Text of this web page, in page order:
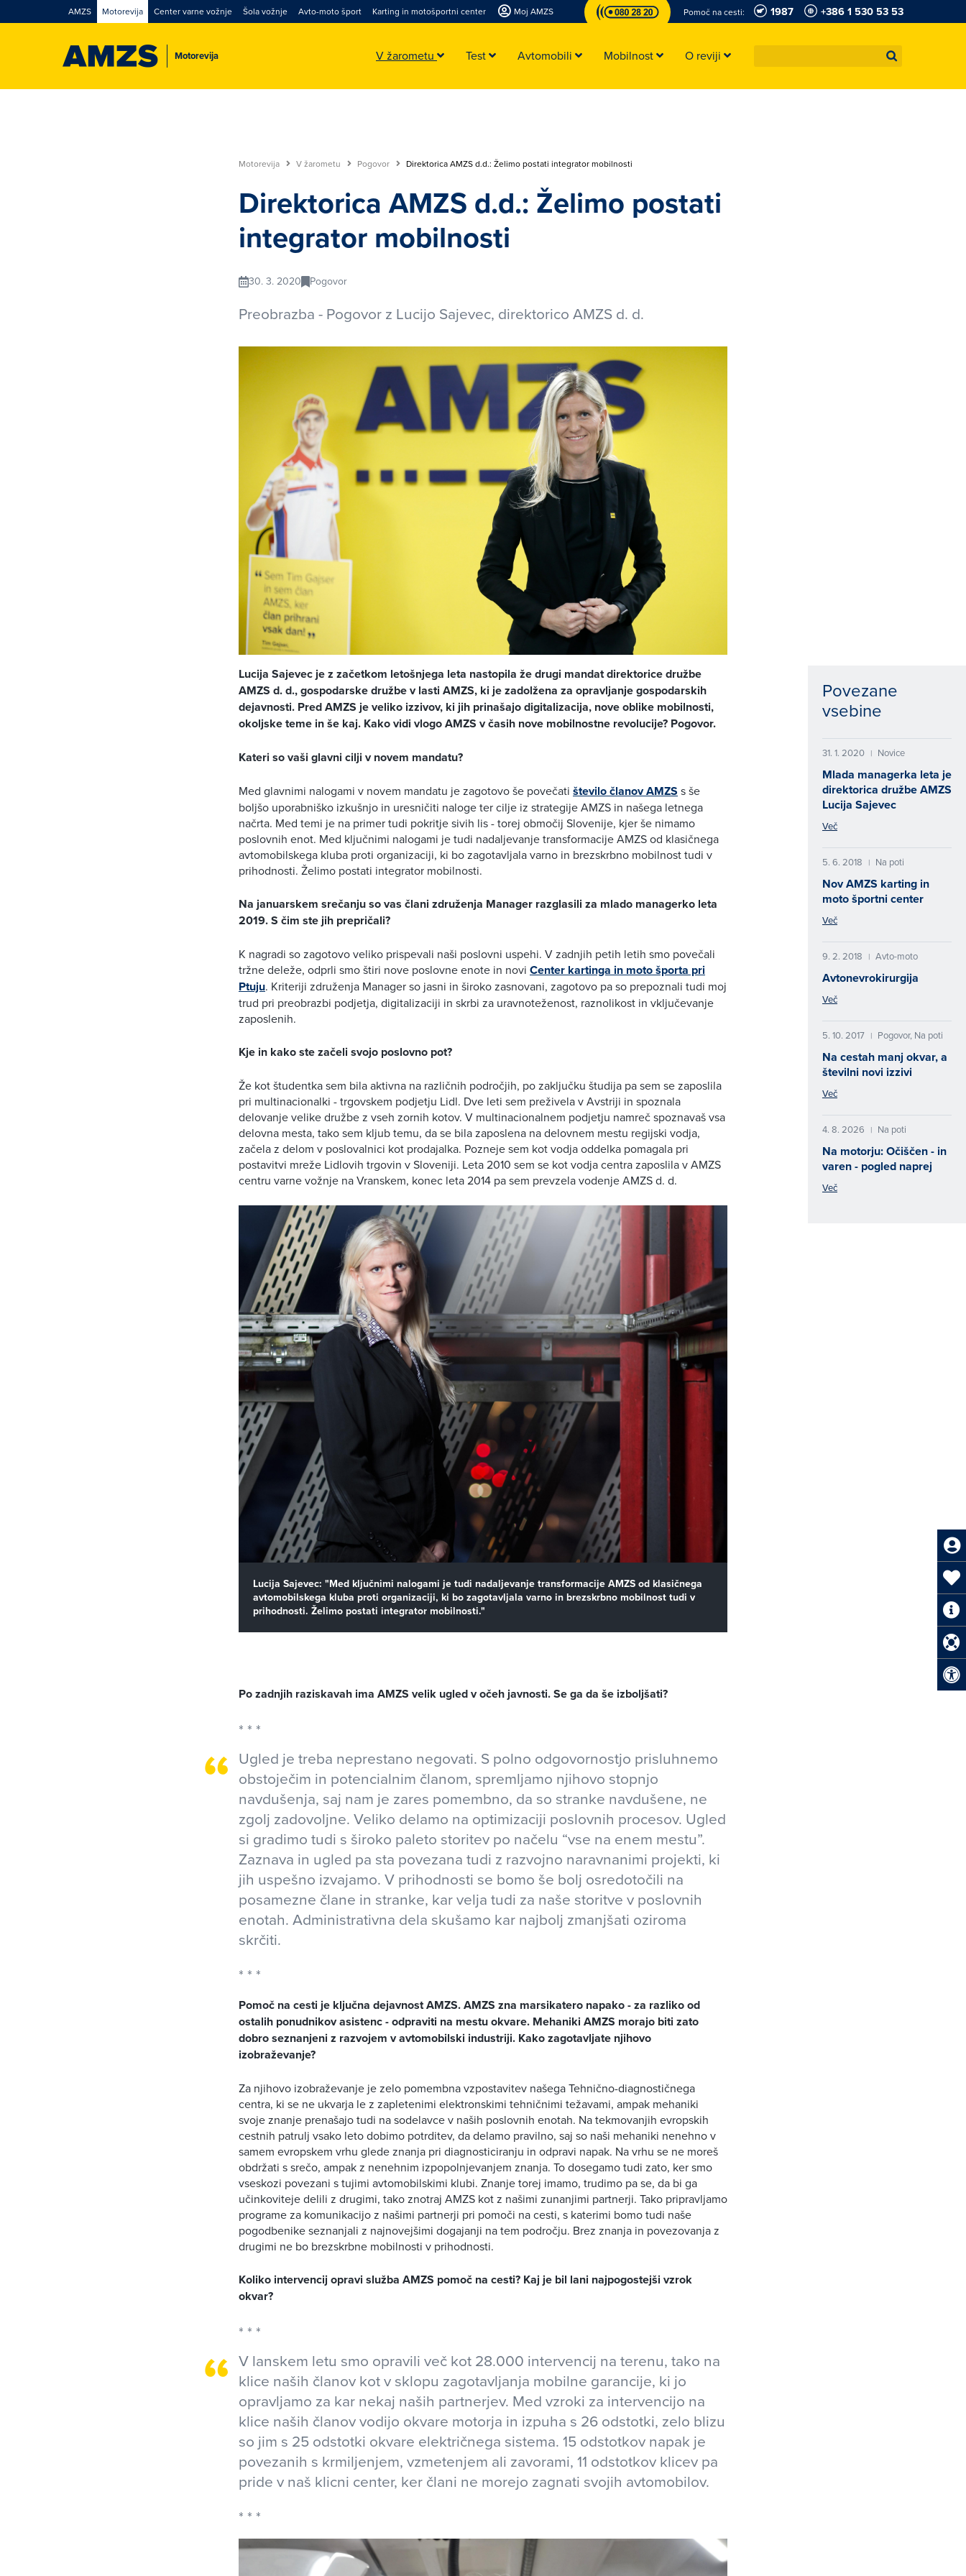
Motorevija
AMZS Motorevija Center varne vožnje Šola vožnje Avto-moto šport Karting in motošportni center Moj AMZS Pomoč na cesti: 1987 +386 1 530 53 53
V žarometu Test Avtomobili Mobilnost O reviji
Motorevija V žarometu Pogovor Direktorica AMZS d.d.: Želimo postati integrator mobilnosti
Direktorica AMZS d.d.: Želimo postati
integrator mobilnosti
30. 3. 2020 Pogovor
Preobrazba - Pogovor z Lucijo Sajevec, direktorico AMZS d. d.
Lucija Sajevec je z začetkom letošnjega leta nastopila že drugi mandat direktorice družbe
AMZS d. d., gospodarske družbe v lasti AMZS, ki je zadolžena za opravljanje gospodarskih
dejavnosti. Pred AMZS je veliko izzivov, ki jih prinašajo digitalizacija, nove oblike mobilnosti,
okoljske teme in še kaj. Kako vidi vlogo AMZS v časih nove mobilnostne revolucije? Pogovor.
Kateri so vaši glavni cilji v novem mandatu?
Med glavnimi nalogami v novem mandatu je zagotovo še povečati število članov AMZS s še
boljšo uporabniško izkušnjo in uresničiti naloge ter cilje iz strategije AMZS in našega letnega
načrta. Med temi je na primer tudi pokritje sivih lis - torej območij Slovenije, kjer še nimamo
poslovnih enot. Med ključnimi nalogami je tudi nadaljevanje transformacije AMZS od klasičnega
avtomobilskega kluba proti organizaciji, ki bo zagotavljala varno in brezskrbno mobilnost tudi v
prihodnosti. Želimo postati integrator mobilnosti.
Na januarskem srečanju so vas člani združenja Manager razglasili za mlado managerko leta
2019. S čim ste jih prepričali?
K nagradi so zagotovo veliko prispevali naši poslovni uspehi. V zadnjih petih letih smo povečali
tržne deleže, odprli smo štiri nove poslovne enote in novi Center kartinga in moto športa pri
Ptuju. Kriteriji združenja Manager so jasni in široko zasnovani, zagotovo pa so prepoznali tudi moj
trud pri preobrazbi podjetja, digitalizaciji in skrbi za uravnoteženost, raznolikost in vključevanje
zaposlenih.
Kje in kako ste začeli svojo poslovno pot?
Že kot študentka sem bila aktivna na različnih področjih, po zaključku študija pa sem se zaposlila
pri multinacionalki - trgovskem podjetju Lidl. Dve leti sem preživela v Avstriji in spoznala
delovanje velike družbe z vseh zornih kotov. V multinacionalnem podjetju namreč spoznavaš vsa
delovna mesta, tako sem kljub temu, da se bila zaposlena na delovnem mestu regijski vodja,
začela z delom v poslovalnici kot prodajalka. Pozneje sem kot vodja oddelka pomagala pri
postavitvi mreže Lidlovih trgovin v Sloveniji. Leta 2010 sem se kot vodja centra zaposlila v AMZS
centru varne vožnje na Vranskem, konec leta 2014 pa sem prevzela vodenje AMZS d. d.
Lucija Sajevec: "Med ključnimi nalogami je tudi nadaljevanje transformacije AMZS od klasičnega
avtomobilskega kluba proti organizaciji, ki bo zagotavljala varno in brezskrbno mobilnost tudi v
prihodnosti. Želimo postati integrator mobilnosti."
Po zadnjih raziskavah ima AMZS velik ugled v očeh javnosti. Se ga da še izboljšati?
Ugled je treba neprestano negovati. S polno odgovornostjo prisluhnemo
obstoječim in potencialnim članom, spremljamo njihovo stopnjo
navdušenja, saj nam je zares pomembno, da so stranke navdušene, ne
zgolj zadovoljne. Veliko delamo na optimizaciji poslovnih procesov. Ugled
si gradimo tudi s široko paleto storitev po načelu “vse na enem mestu”.
Zaznava in ugled pa sta povezana tudi z razvojno naravnanimi projekti, ki
jih uspešno izvajamo. V prihodnosti se bomo še bolj osredotočili na
posamezne člane in stranke, kar velja tudi za naše storitve v poslovnih
enotah. Administrativna dela skušamo kar najbolj zmanjšati oziroma
skrčiti.
Pomoč na cesti je ključna dejavnost AMZS. AMZS zna marsikatero napako - za razliko od
ostalih ponudnikov asistenc - odpraviti na mestu okvare. Mehaniki AMZS morajo biti zato
dobro seznanjeni z razvojem v avtomobilski industriji. Kako zagotavljate njihovo
izobraževanje?
Za njihovo izobraževanje je zelo pomembna vzpostavitev našega Tehnično-diagnostičnega
centra, ki se ne ukvarja le z zapletenimi elektronskimi tehničnimi težavami, ampak mehaniki
svoje znanje prenašajo tudi na sodelavce v naših poslovnih enotah. Na tekmovanjih evropskih
cestnih patrulj vsako leto dobimo potrditev, da delamo pravilno, saj so naši mehaniki nenehno v
samem evropskem vrhu glede znanja pri diagnosticiranju in odpravi napak. Na vrhu se ne moreš
obdržati s srečo, ampak z nenehnim izpopolnjevanjem znanja. To dosegamo tudi zato, ker smo
vseskozi povezani s tujimi avtomobilskimi klubi. Znanje torej imamo, trudimo pa se, da bi ga
učinkoviteje delili z drugimi, tako znotraj AMZS kot z našimi zunanjimi partnerji. Tako pripravljamo
programe za komunikacijo z našimi partnerji pri pomoči na cesti, s katerimi bomo tudi naše
pogodbenike seznanjali z najnovejšimi dogajanji na tem področju. Brez znanja in povezovanja z
drugimi ne bo brezskrbne mobilnosti v prihodnosti.
Koliko intervencij opravi služba AMZS pomoč na cesti? Kaj je bil lani najpogostejši vzrok
okvar?
V lanskem letu smo opravili več kot 28.000 intervencij na terenu, tako na
klice naših članov kot v sklopu zagotavljanja mobilne garancije, ki jo
opravljamo za kar nekaj naših partnerjev. Med vzroki za intervencijo na
klice naših članov vodijo okvare motorja in izpuha s 26 odstotki, zelo blizu
so jim s 25 odstotki okvare električnega sistema. 15 odstotkov napak je
povezanih s krmiljenjem, vzmetenjem ali zavorami, 11 odstotkov klicev pa
pride v naš klicni center, ker člani ne morejo zagnati svojih avtomobilov.
Povezane
vsebine
31. 1. 2020 | Novice
Mlada managerka leta je
direktorica družbe AMZS
Lucija Sajevec
Več
5. 6. 2018 | Na poti
Nov AMZS karting in
moto športni center
Več
9. 2. 2018 | Avto-moto
Avtonevrokirurgija
Več
5. 10. 2017 | Pogovor, Na poti
Na cestah manj okvar, a
številni novi izzivi
Več
4. 8. 2026 | Na poti
Na motorju: Očiščen - in
varen - pogled naprej
Več